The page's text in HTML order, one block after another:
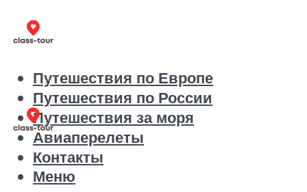
Путешествия по Европе
Путешествия по России
Путешествия за моря
Авиаперелеты
Контакты
Меню